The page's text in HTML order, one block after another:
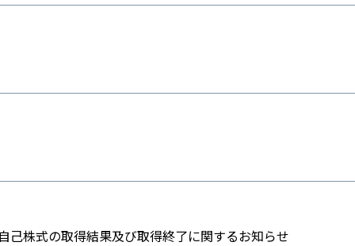
株式の取得結果及び取得終了に関するお知らせ